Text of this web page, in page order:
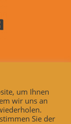
um Ihnen
wir uns an
Sie der